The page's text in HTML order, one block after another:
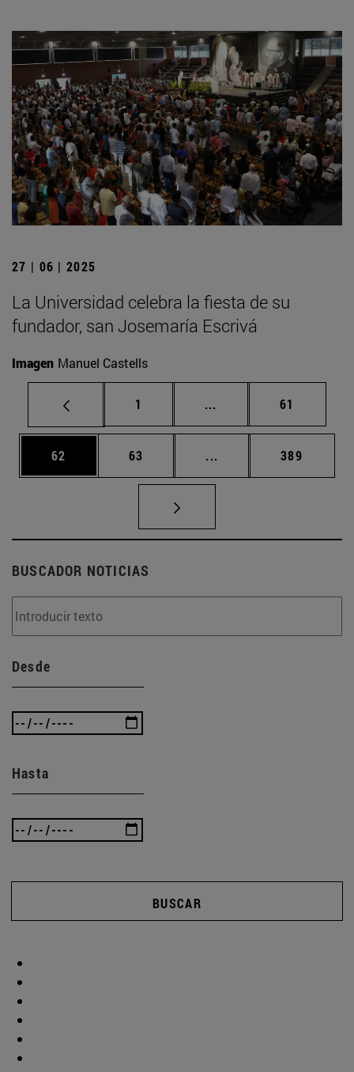
27 | 06 | 2025
La Universidad celebra la fiesta de su
fundador, san Josemaría Escrivá
Imagen Manuel Castells
Página
1 ... Páginas intermedias
Página
61
Página
62 Página
63 ... Páginas intermedias
Página
389
BUSCADOR NOTICIAS
Desde
Hasta
BUSCAR